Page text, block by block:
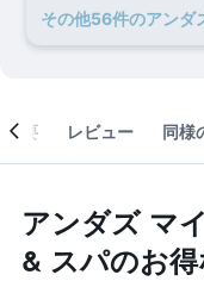
概要 レビュー 同様
アンダズ マ
& スパのお